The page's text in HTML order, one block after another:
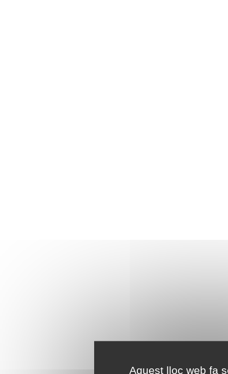
Aquest lloc web fa